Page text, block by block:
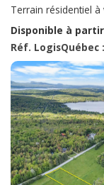
Terrain résidentiel à
Disponible à
Réf. LogisQuébec :